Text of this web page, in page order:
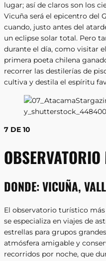
lugar; así de claros son los
Vicuña será el epicentro del
cuando, justo antes del
un eclipse solar total. Pero
durante el día, como visitar el
primera poeta chilena
recorrer las destilerías de
cultiva y destila el espíritu
7 DE 10
DONDE: VICUÑA,
El observatorio turístico
se especializa en viajes de
estrellas para grupos
atmósfera amigable y
recorridos por noche, que